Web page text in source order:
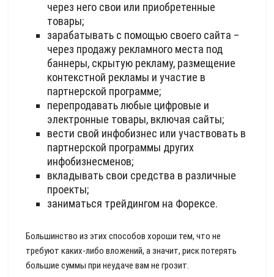
через него свои или приобретенные
товары;
зарабатывать с помощью своего сайта –
через продажу рекламного места под
баннеры, скрытую рекламу, размещение
контекстной рекламы и участие в
партнерской программе;
перепродавать любые цифровые и
электронные товары, включая сайты;
вести свой инфобизнес или участвовать в
партнерской программы других
инфобизнесменов;
вкладывать свои средства в различные
проекты;
заниматься трейдингом на Форексе.
Большинство из этих способов хороши тем, что не
требуют каких-либо вложений, а значит, риск потерять
большие суммы при неудаче вам не грозит.